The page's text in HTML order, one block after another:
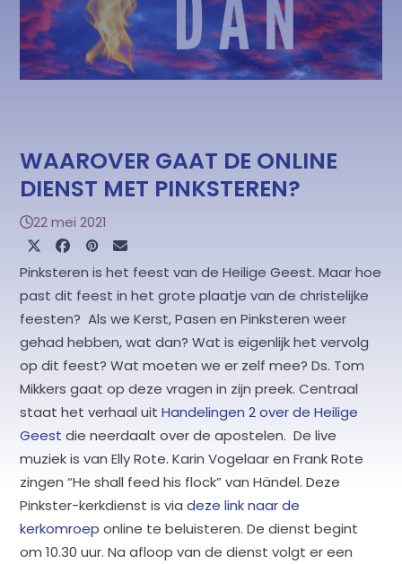
WAAROVER GAAT DE ONLINE
DIENST MET PINKSTEREN?
22 mei 2021
Pinksteren is het feest van de Heilige Geest. Maar hoe
past dit feest in het grote plaatje van de christelijke
feesten? Als we Kerst, Pasen en Pinksteren weer
gehad hebben, wat dan? Wat is eigenlijk het vervolg
op dit feest? Wat moeten we er zelf mee? Ds. Tom
Mikkers gaat op deze vragen in zijn preek. Centraal
staat het verhaal uitHandelingen 2 over de Heilige
Geest die neerdaalt over de apostelen. De live
muziek is van Elly Rote. Karin Vogelaar en Frank Rote
zingen “He shall feed his flock” van Händel. Deze
Pinkster-kerkdienst is viadeze link naar de
kerkomroep online te beluisteren. De dienst begint
om 10.30 uur. Na afloop van de dienst volgt er een